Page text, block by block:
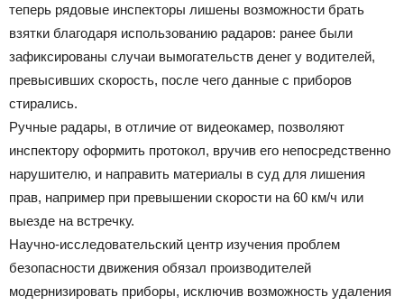
теперь рядовые инспекторы лишены возможности брать
взятки благодаря использованию радаров: ранее были
зафиксированы случаи вымогательств денег у водителей,
превысивших скорость, после чего данные с приборов
стирались.
Ручные радары, в отличие от видеокамер, позволяют
инспектору оформить протокол, вручив его непосредственно
нарушителю, и направить материалы в суд для лишения
прав, например при превышении скорости на 60 км/ч или
выезде на встречку.
Научно-исследовательский центр изучения проблем
безопасности движения обязал производителей
модернизировать приборы, исключив возможность удаления